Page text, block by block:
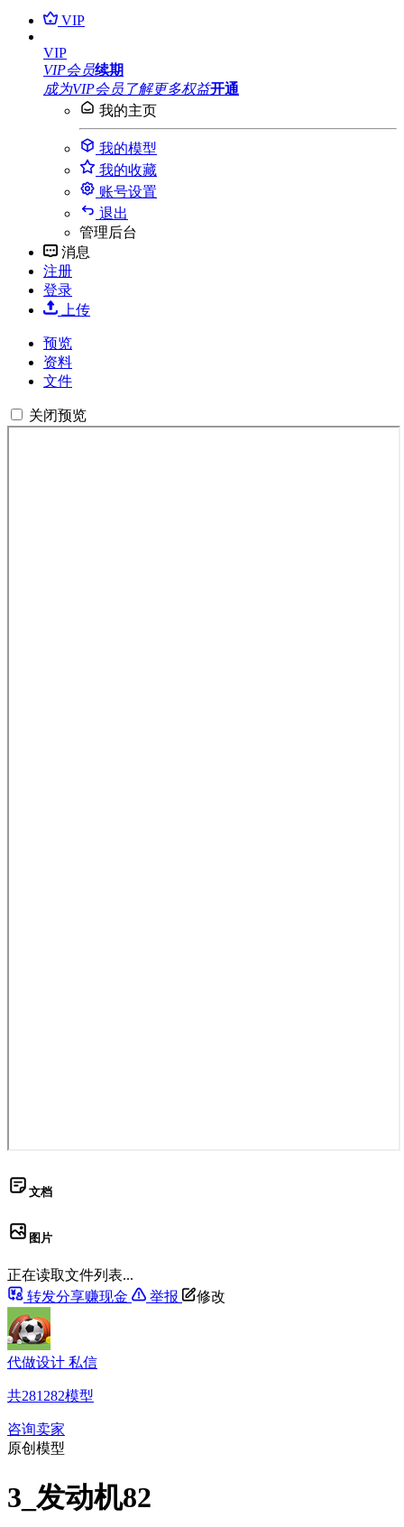
VIP
VIP
VIP会员续期
成为VIP会员 了解更多权益开通
我的主页
我的模型
我的收藏
账号设置
退出
管理后台
消息
注册
登录
上传
预览
资料
文件
关闭预览
文档
图片
正在读取文件列表...
转发分享赚现金
举报 修改
代做设计 私信
共281282模型
咨询卖家
原创模型
3_发动机82